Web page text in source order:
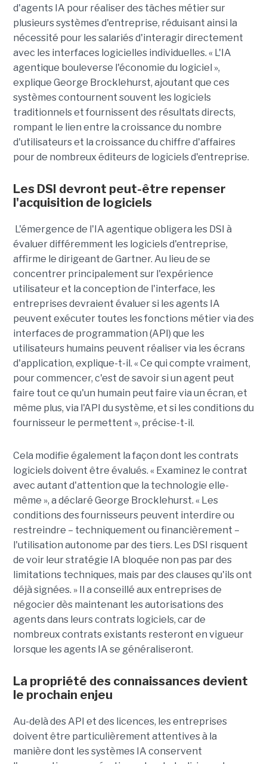
d'agents IA pour réaliser des tâches métier sur
plusieurs systèmes d'entreprise, réduisant ainsi la
nécessité pour les salariés d'interagir directement
avec les interfaces logicielles individuelles. « L'IA
agentique bouleverse l'économie du logiciel »,
explique George Brocklehurst, ajoutant que ces
systèmes contournent souvent les logiciels
traditionnels et fournissent des résultats directs,
rompant le lien entre la croissance du nombre
d'utilisateurs et la croissance du chiffre d'affaires
pour de nombreux éditeurs de logiciels d'entreprise.
Les DSI devront peut-être repenser
l'acquisition de logiciels
L'émergence de l'IA agentique obligera les DSI à
évaluer différemment les logiciels d'entreprise,
affirme le dirigeant de Gartner. Au lieu de se
concentrer principalement sur l'expérience
utilisateur et la conception de l'interface, les
entreprises devraient évaluer si les agents IA
peuvent exécuter toutes les fonctions métier via des
interfaces de programmation (API) que les
utilisateurs humains peuvent réaliser via les écrans
d'application, explique-t-il. « Ce qui compte vraiment,
pour commencer, c'est de savoir si un agent peut
faire tout ce qu'un humain peut faire via un écran, et
même plus, via l'API du système, et si les conditions du
fournisseur le permettent », précise-t-il.
Cela modifie également la façon dont les contrats
logiciels doivent être évalués. « Examinez le contrat
avec autant d'attention que la technologie elle-
même », a déclaré George Brocklehurst. « Les
conditions des fournisseurs peuvent interdire ou
restreindre – techniquement ou financièrement – ​​
l'utilisation autonome par des tiers. Les DSI risquent
de voir leur stratégie IA bloquée non pas par des
limitations techniques, mais par des clauses qu'ils ont
déjà signées. » Il a conseillé aux entreprises de
négocier dès maintenant les autorisations des
agents dans leurs contrats logiciels, car de
nombreux contrats existants resteront en vigueur
lorsque les agents IA se généraliseront.
La propriété des connaissances devient
le prochain enjeu
Au-delà des API et des licences, les entreprises
doivent être particulièrement attentives à la
manière dont les systèmes IA conservent